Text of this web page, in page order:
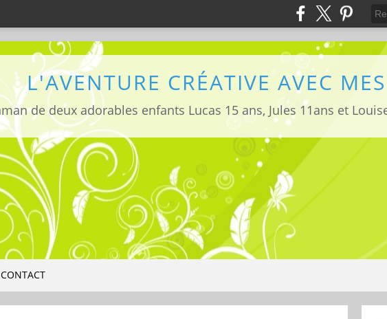
L'AVENTURE CRÉATIVE AVEC
CONTACT